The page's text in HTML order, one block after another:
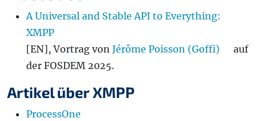
A Universal and Stable API to Everything:
XMPP
[EN], Vortrag von Jérôme Poisson (Goffi)
auf
der FOSDEM 2025.
Artikel über XMPP
ProcessOne